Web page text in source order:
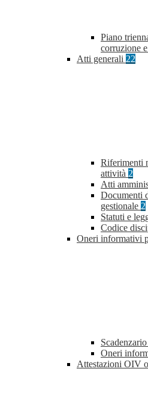
Piano
corruzione
Atti generali 22
Riferimenti
attività 2
Atti
Documenti
gestionale 2
Statuti e
Codice
Oneri informativi
Oneri
Attestazioni OIV